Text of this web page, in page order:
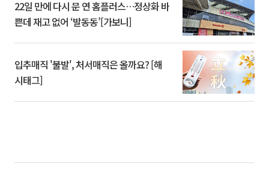
22일 만에 다시 문 연 홈플러스…정상화 바
쁜데 재고 없어 ‘발동동’[가보니]
입추매직 '불발', 처서매직은 올까요? [해
시태그]